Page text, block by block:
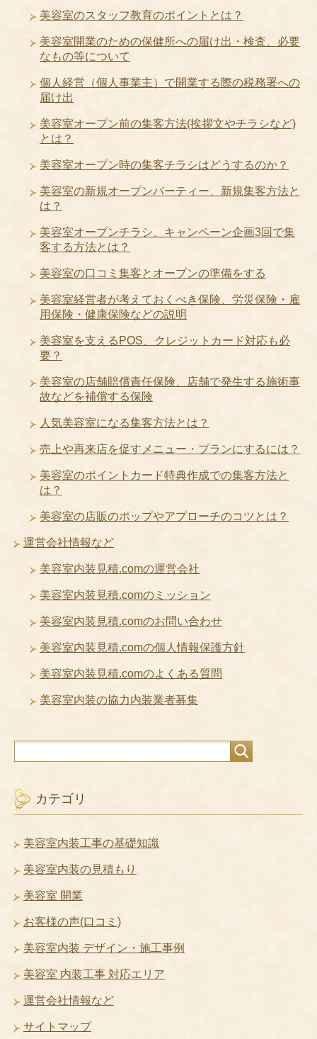
美容室のスタッフ教育のポイントとは？
美容室開業のための保健所への届け出・検査、必要
なもの等について
個人経営（個人事業主）で開業する際の税務署への
届け出
美容室オープン前の集客方法(挨拶文やチラシなど)
とは？
美容室オープン時の集客チラシはどうするのか？
美容室の新規オープンパーティー、新規集客方法と
は？
美容室オープンチラシ、キャンペーン企画3回で集
客する方法とは？
美容室の口コミ集客とオープンの準備をする
美容室経営者が考えておくべき保険、労災保険・雇
用保険・健康保険などの説明
美容室を支えるPOS、クレジットカード対応も必
要？
美容室の店舗賠償責任保険、店舗で発生する施術事
故などを補償する保険
人気美容室になる集客方法とは？
売上や再来店を促すメニュー・プランにするには？
美容室のポイントカード特典作成での集客方法と
は？
美容室の店販のポップやアプローチのコツとは？
運営会社情報など
美容室内装見積.comの運営会社
美容室内装見積.comのミッション
美容室内装見積.comのお問い合わせ
美容室内装見積.comの個人情報保護方針
美容室内装見積.comのよくある質問
美容室内装の協力内装業者募集
カテゴリ
美容室内装工事の基礎知識
美容室内装の見積もり
美容室 開業
お客様の声(口コミ)
美容室内装 デザイン・施工事例
美容室 内装工事 対応エリア
運営会社情報など
サイトマップ